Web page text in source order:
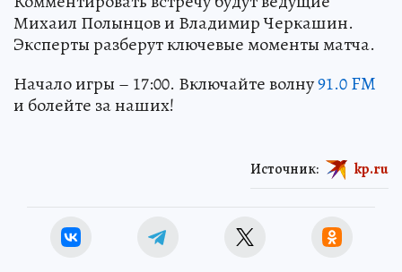
Михаил Полынцов и Владимир Черкашин.
Эксперты разберут ключевые моменты матча.
Начало игры – 17:00. Включайте волну91.0 FM
и болейте за наших!
Источник: kp.ru